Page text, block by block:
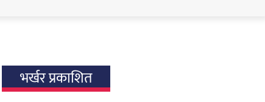
भर्खर प्रकाशित